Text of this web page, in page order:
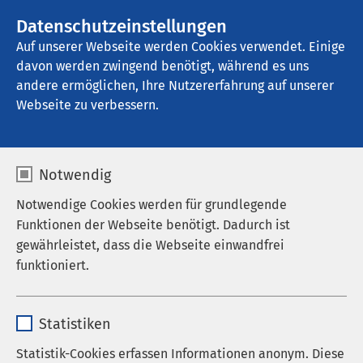
Datenschutzeinstellungen
Auf unserer Webseite werden Cookies verwendet. Einige
davon werden zwingend benötigt, während es uns
andere ermöglichen, Ihre Nutzererfahrung auf unserer
Webseite zu verbessern.
Notwendig
Notwendige Cookies werden für grundlegende
Funktionen der Webseite benötigt. Dadurch ist
gewährleistet, dass die Webseite einwandfrei
funktioniert.
Anbieter sgalinski
Statistiken
Statistik-Cookies erfassen Informationen anonym. Diese
AMEOS Klinikum St. Clemens Oberhausen
Jobs in der Pflege
Interesse?
Hier geht's zu deinem Traumjob
Schnellbewerbung ohne Anschreiben